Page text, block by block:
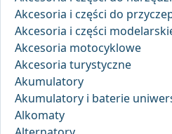
Akcesoria i części do
Akcesoria i części
Akcesoria motocyklowe
Akcesoria turystyczne
Akumulatory
Akumulatory i baterie
Alkomaty